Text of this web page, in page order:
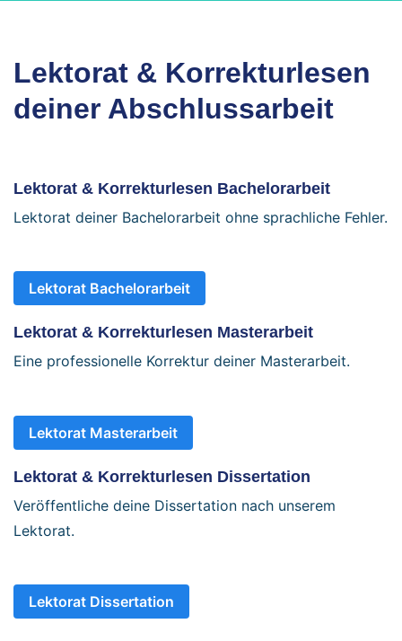
Lektorat & Korrekturlesen
deiner Abschlussarbeit
Lektorat & Korrekturlesen Bachelorarbeit
Lektorat deiner Bachelorarbeit ohne sprachliche Fehler.
Lektorat Bachelorarbeit
Lektorat & Korrekturlesen Masterarbeit
Eine professionelle Korrektur deiner Masterarbeit.
Lektorat Masterarbeit
Lektorat & Korrekturlesen Dissertation
Veröffentliche deine Dissertation nach unserem
Lektorat.
Lektorat Dissertation